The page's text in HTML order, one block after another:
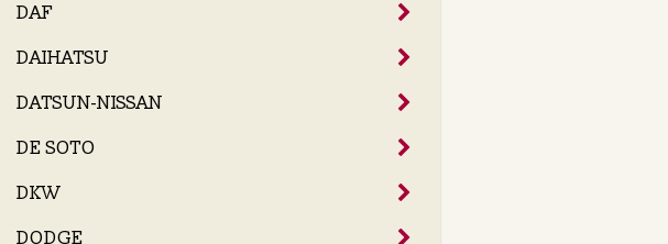
DAF
DAIHATSU
DATSUN-NISSAN
DE SOTO
DKW
DODGE